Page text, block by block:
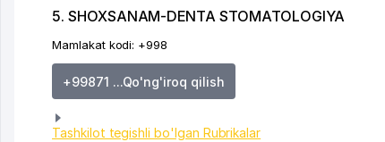
5. SHOXSANAM-DENTA STOMATOLOGIYA
Mamlakat kodi: +998
+99871 ...Qo'ng'iroq qilish
Tashkilot tegishli bo'lgan Rubrikalar